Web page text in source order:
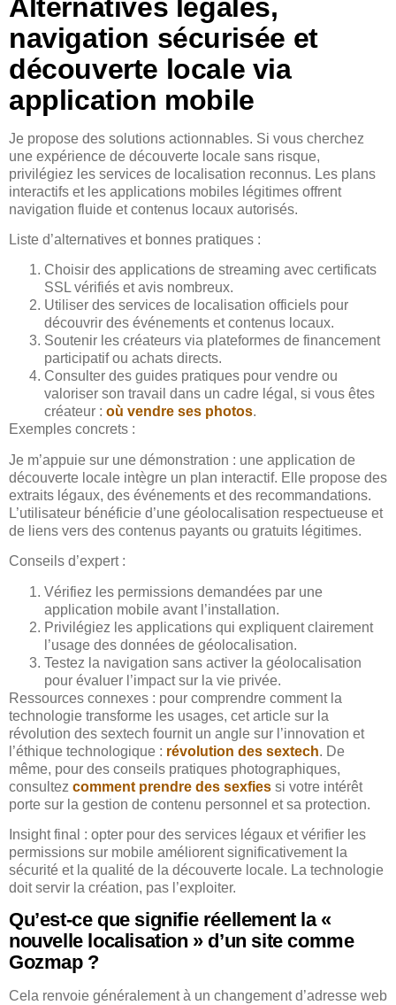
Alternatives légales,
navigation sécurisée et
découverte locale via
application mobile
Je propose des solutions actionnables. Si vous cherchez
une expérience de découverte locale sans risque,
privilégiez les services de localisation reconnus. Les plans
interactifs et les applications mobiles légitimes offrent
navigation fluide et contenus locaux autorisés.
Liste d’alternatives et bonnes pratiques :
Choisir des applications de streaming avec certificats
SSL vérifiés et avis nombreux.
Utiliser des services de localisation officiels pour
découvrir des événements et contenus locaux.
Soutenir les créateurs via plateformes de financement
participatif ou achats directs.
Consulter des guides pratiques pour vendre ou
valoriser son travail dans un cadre légal, si vous êtes
créateur : où vendre ses photos.
Exemples concrets :
Je m’appuie sur une démonstration : une application de
découverte locale intègre un plan interactif. Elle propose des
extraits légaux, des événements et des recommandations.
L’utilisateur bénéficie d’une géolocalisation respectueuse et
de liens vers des contenus payants ou gratuits légitimes.
Conseils d’expert :
Vérifiez les permissions demandées par une
application mobile avant l’installation.
Privilégiez les applications qui expliquent clairement
l’usage des données de géolocalisation.
Testez la navigation sans activer la géolocalisation
pour évaluer l’impact sur la vie privée.
Ressources connexes : pour comprendre comment la
technologie transforme les usages, cet article sur la
révolution des sextech fournit un angle sur l’innovation et
l’éthique technologique : révolution des sextech. De
même, pour des conseils pratiques photographiques,
consultez comment prendre des sexfies si votre intérêt
porte sur la gestion de contenu personnel et sa protection.
Insight final : opter pour des services légaux et vérifier les
permissions sur mobile améliorent significativement la
sécurité et la qualité de la découverte locale. La technologie
doit servir la création, pas l’exploiter.
Qu’est-ce que signifie réellement la «
nouvelle localisation » d’un site comme
Gozmap ?
Cela renvoie généralement à un changement d’adresse web